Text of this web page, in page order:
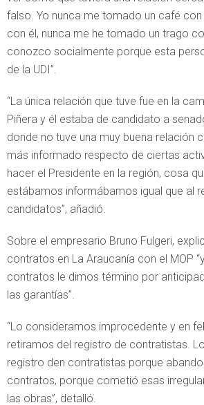
falso. Yo nunca me tomado un café
con él, nunca me he tomado un trago
conozco socialmente porque esta
de la UDI”.
“La única relación que tuve fue en la
Piñera y él estaba de candidato a
donde no tuve una muy buena relación
más informado respecto de ciertas
hacer el Presidente en la región, cosa
estábamos informábamos igual que al
candidatos”, añadió.
Sobre el empresario Bruno Fulgeri,
contratos en La Araucanía con el MOP
contratos le dimos término por
las garantías”.
“Lo consideramos improcedente y en
retiramos del registro de contratistas.
registro den contratistas porque
contratos, porque cometió esas
las obras”, detalló.